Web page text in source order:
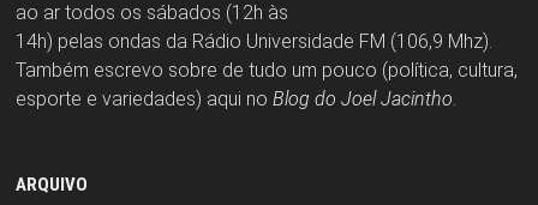
ao ar todos os sábados (12h às
14h) pelas ondas da Rádio Universidade FM (106,9 Mhz).
Também escrevo sobre de tudo um pouco (política, cultura,
esporte e variedades) aqui no Blog do Joel Jacintho.
ARQUIVO